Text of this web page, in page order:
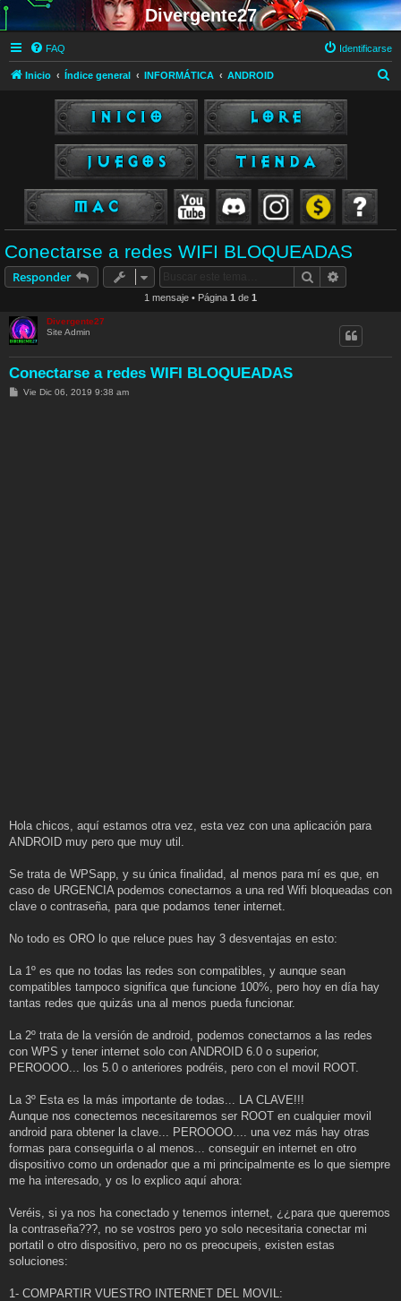
Divergente27
FAQ Identificarse
Inicio Índice general INFORMÁTICA ANDROID
Conectarse a redes WIFI BLOQUEADAS
Responder Buscar
1 mensaje • Página 1 de 1
Divergente27
Site Admin
Conectarse a redes WIFI BLOQUEADAS
MVie Dic 06, 2019 9:38 am
Hola chicos, aquí estamos otra vez, esta vez con una aplicación para
ANDROID muy pero que muy util.
Se trata de WPSapp, y su única finalidad, al menos para mí es que, en
caso de URGENCIA podemos conectarnos a una red Wifi bloqueadas con
clave o contraseña, para que podamos tener internet.
No todo es ORO lo que reluce pues hay 3 desventajas en esto:
La 1º es que no todas las redes son compatibles, y aunque sean
compatibles tampoco significa que funcione 100%, pero hoy en día hay
tantas redes que quizás una al menos pueda funcionar.
La 2º trata de la versión de android, podemos conectarnos a las redes
con WPS y tener internet solo con ANDROID 6.0 o superior,
PEROOOO... los 5.0 o anteriores podréis, pero con el movil ROOT.
La 3º Esta es la más importante de todas... LA CLAVE!!!
Aunque nos conectemos necesitaremos ser ROOT en cualquier movil
android para obtener la clave... PEROOOO.... una vez más hay otras
formas para conseguirla o al menos... conseguir en internet en otro
dispositivo como un ordenador que a mi principalmente es lo que siempre
me ha interesado, y os lo explico aquí ahora:
Veréis, si ya nos ha conectado y tenemos internet, ¿¿para que queremos
la contraseña???, no se vostros pero yo solo necesitaria conectar mi
portatil o otro dispositivo, pero no os preocupeis, existen estas
soluciones:
1- COMPARTIR VUESTRO INTERNET DEL MOVIL: